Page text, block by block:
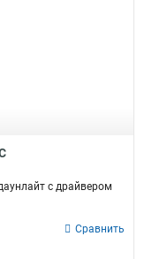
с драйвером
Сравнить